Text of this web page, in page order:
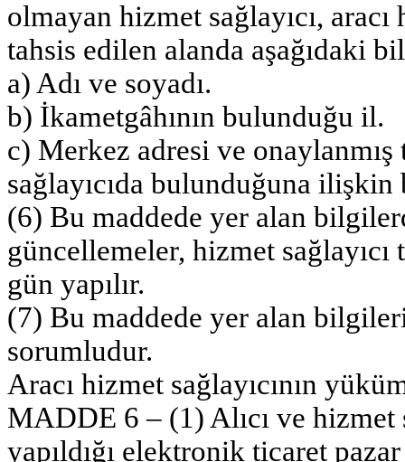
olmayan hizmet sağlayıcı,
tahsis edilen alanda aşağıdaki
a) Adı ve soyadı.
b) İkametgâhının bulunduğu il.
c) Merkez adresi ve onaylanmış
sağlayıcıda bulunduğuna
(6) Bu maddede yer alan
güncellemeler, hizmet
gün yapılır.
(7) Bu maddede yer alan
sorumludur.
Aracı hizmet sağlayıcının
MADDE 6 – (1) Alıcı ve hizmet
yapıldığı elektronik ticaret